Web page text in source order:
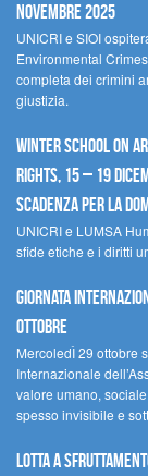
novembre 2025
UNICRI e SIOI
Environmental
completa dei crimini
giustizia.
Winter School on
Rights, 15 – 19
scadenza per la
UNICRI e LUMSA
sfide etiche e i diritti
Giornata
ottobre
MercoledÌ 29 ottobre
Internazionale
valore umano,
spesso invisibile e
Lotta a